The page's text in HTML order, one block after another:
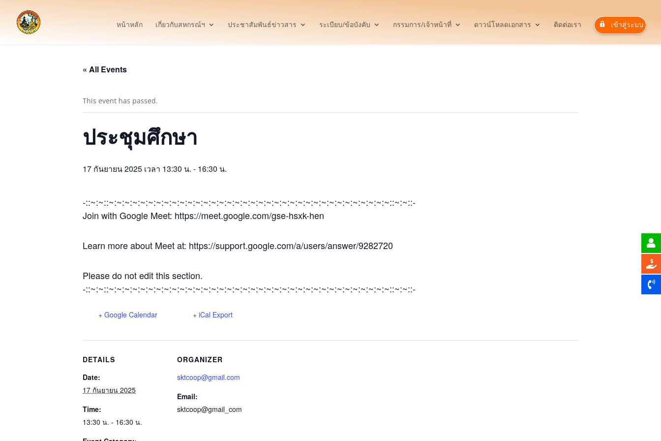
หน้าหลัก เกี่ยวกับสหกรณ์ฯ ประชาสัมพันธ์ข่าวสาร ระเบียบ/ข้อบังคับ กรรมการ/เจ้าหน้าที่ ดาวน์โหลดเอกสาร ติดต่อเรา เข้าสู่ระบบ
« All Events
This event has passed.
ประชุมศึกษา
17 กันยายน 2025 เวลา 13:30 น. - 16:30 น.
-::~:~::~:~:~:~:~:~:~:~:~:~:~:~:~:~:~:~:~:~:~:~:~:~:~:~:~:~:~:~:~:~:~:~:~:~:~:~::~:~::-
Join with Google Meet: https://meet.google.com/gse-hsxk-hen
Learn more about Meet at: https://support.google.com/a/users/answer/9282720
Please do not edit this section.
-::~:~::~:~:~:~:~:~:~:~:~:~:~:~:~:~:~:~:~:~:~:~:~:~:~:~:~:~:~:~:~:~:~:~:~:~:~:~::~:~::-
+ Google Calendar + iCal Export
DETAILS
Date:
17 กันยายน 2025
Time:
13:30 น. - 16:30 น.
ORGANIZER
sktcoop@gmail.com
Email:
sktcoop@gmail_com